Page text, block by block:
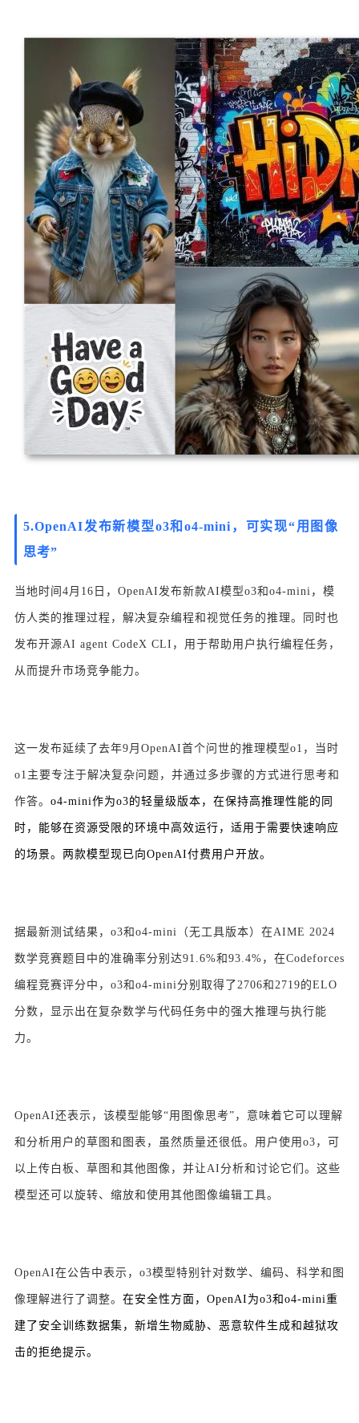
5.OpenAI发布新模型o3和o4-mini，可实现“用图像
思考”
当地时间4月16日，OpenAI发布新款AI模型o3和o4-mini，模
仿人类的推理过程，解决复杂编程和视觉任务的推理。同时也
发布开源AI agent CodeX CLI，用于帮助用户执行编程任务，
从而提升市场竞争能力。
这一发布延续了去年9月OpenAI首个问世的推理模型o1，当时
o1主要专注于解决复杂问题，并通过多步骤的方式进行思考和
作答。 o4-mini作为o3的轻量级版本，在保持高推理性能的同
时，能够在资源受限的环境中高效运行，适用于需要快速响应
的场景。两款模型现已向OpenAI付费用户开放。
据最新测试结果，o3和o4-mini（无工具版本）在AIME 2024
数学竞赛题目中的准确率分别达91.6%和93.4%，在Codeforces
编程竞赛评分中，o3和o4-mini分别取得了2706和2719的ELO
分数，显示出在复杂数学与代码任务中的强大推理与执行能
力。
OpenAI还表示，该模型能够“用图像思考”，意味着它可以理解
和分析用户的草图和图表，虽然质量还很低。用户使用o3，可
以上传白板、草图和其他图像，并让AI分析和讨论它们。这些
模型还可以旋转、缩放和使用其他图像编辑工具。
OpenAI在公告中表示，o3模型特别针对数学、编码、科学和图
像理解进行了调整。 在安全性方面，OpenAI为o3和o4-mini重
建了安全训练数据集，新增生物威胁、恶意软件生成和越狱攻
击的拒绝提示。